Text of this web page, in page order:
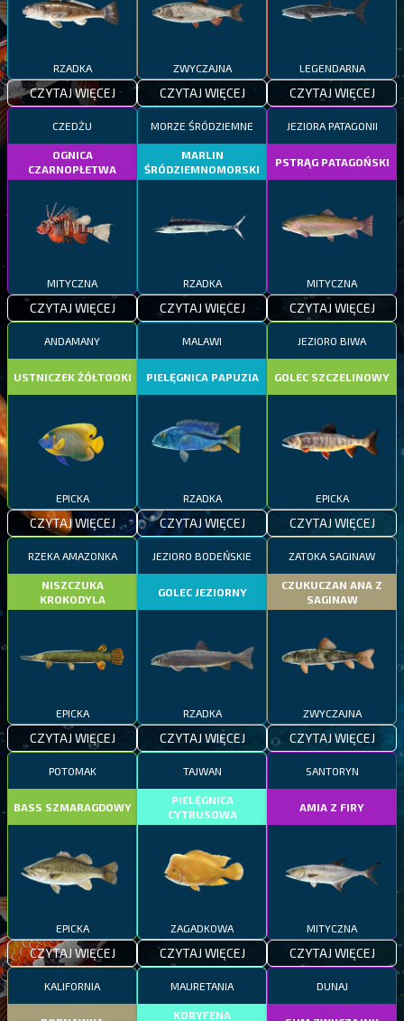
RZADKA
CZYTAJ WIĘCEJ
ZWYCZAJNA
CZYTAJ WIĘCEJ
LEGENDARNA
CZYTAJ WIĘCEJ
CZEDŻU
OGNICA
CZARNOPŁETWA
MITYCZNA
CZYTAJ WIĘCEJ
MORZE ŚRÓDZIEMNE
MARLIN
ŚRÓDZIEMNOMORSKI
RZADKA
CZYTAJ WIĘCEJ
JEZIORA PATAGONII
PSTRĄG PATAGOŃSKI
MITYCZNA
CZYTAJ WIĘCEJ
ANDAMANY
USTNICZEK ŻÓŁTOOKI
EPICKA
CZYTAJ WIĘCEJ
MALAWI
PIELĘGNICA PAPUZIA
RZADKA
CZYTAJ WIĘCEJ
JEZIORO BIWA
GOLEC SZCZELINOWY
EPICKA
CZYTAJ WIĘCEJ
RZEKA AMAZONKA
NISZCZUKA
KROKODYLA
EPICKA
CZYTAJ WIĘCEJ
JEZIORO BODEŃSKIE
GOLEC JEZIORNY
RZADKA
CZYTAJ WIĘCEJ
ZATOKA SAGINAW
CZUKUCZAN ANA Z
SAGINAW
ZWYCZAJNA
CZYTAJ WIĘCEJ
POTOMAK
BASS SZMARAGDOWY
EPICKA
CZYTAJ WIĘCEJ
TAJWAN
PIELĘGNICA
CYTRUSOWA
ZAGADKOWA
CZYTAJ WIĘCEJ
SANTORYN
AMIA Z FIRY
MITYCZNA
CZYTAJ WIĘCEJ
KALIFORNIA MAURETANIA
KORYFENA
DUNAJ